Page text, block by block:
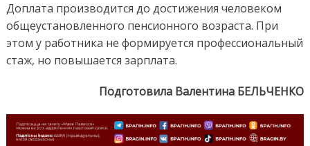
Доплата производится до достижения человеком
общеустановленного пенсионного возраста. При
этом у работника не формируется профессиональный
стаж, но повышается зарплата.
Подготовила Валентина БЕЛЬЧЕНКО